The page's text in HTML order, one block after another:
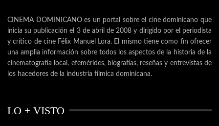
CINEMA DOMINICANO es un portal sobre el cine dominicano que
inicia su publicación el 3 de abril de 2008 y dirigido por el periodista
y crítico de cine Félix Manuel Lora. El mismo tiene como fin ofrecer
una amplia información sobre todos los aspectos de la historia de la
cinematografía local, efemérides, biografías, reseñas y entrevistas de
los hacedores de la industria fílmica dominicana.
LO + VISTO